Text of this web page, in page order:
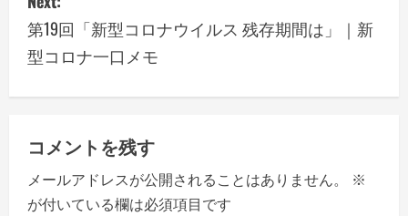
t
n
a
i
g
第19回「新型コロナウイルス 残存期間は」｜新
型コロナ一口メモ
コメントを残す
メールアドレスが公開されることはありません。
※
が付いている欄は必須項目です